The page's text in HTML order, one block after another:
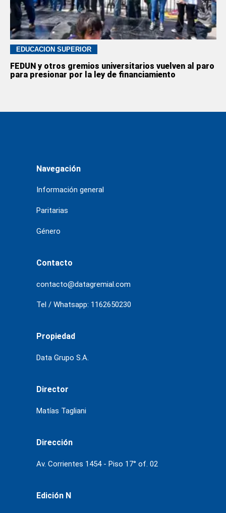
EDUCACION SUPERIOR
FEDUN y otros gremios universitarios vuelven al paro
para presionar por la ley de financiamiento
Navegación
Información general
Paritarias
Género
Contacto
contacto@datagremial.com
Tel / Whatsapp: 1162650230
Propiedad
Data Grupo S.A.
Director
Matías Tagliani
Dirección
Av. Corrientes 1454 - Piso 17° of. 02
Edición N